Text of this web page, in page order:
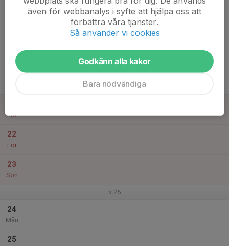
Ons
Fre
22
Lör
23
Sön
v.26
24
Mån
25
även för webbanalys i syfte att hjälpa oss att
förbättra våra tjänster.
Så använder vi cookies
Godkänn alla kakor
Bara nödvändiga